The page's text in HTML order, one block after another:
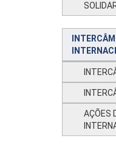
AÇÕES